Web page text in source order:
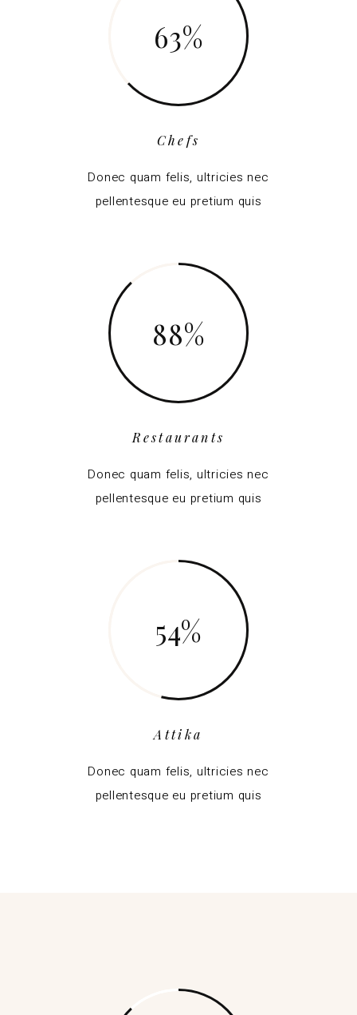
63
Chefs
Donec quam felis, ultricies nec
pellentesque eu pretium quis
88
Restaurants
Donec quam felis, ultricies nec
pellentesque eu pretium quis
54
Attika
Donec quam felis, ultricies nec
pellentesque eu pretium quis